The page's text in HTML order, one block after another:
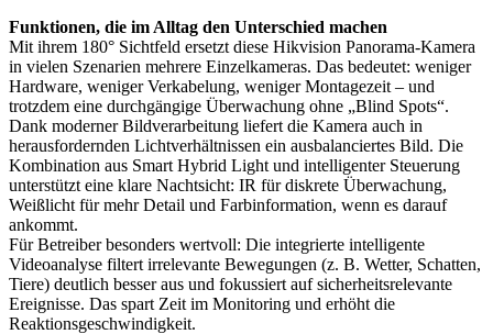
Funktionen, die im Alltag den Unterschied machen
Mit ihrem 180° Sichtfeld ersetzt diese Hikvision Panorama-Kamera
in vielen Szenarien mehrere Einzelkameras. Das bedeutet: weniger
Hardware, weniger Verkabelung, weniger Montagezeit – und
trotzdem eine durchgängige Überwachung ohne „Blind Spots“.
Dank moderner Bildverarbeitung liefert die Kamera auch in
herausfordernden Lichtverhältnissen ein ausbalanciertes Bild. Die
Kombination aus Smart Hybrid Light und intelligenter Steuerung
unterstützt eine klare Nachtsicht: IR für diskrete Überwachung,
Weißlicht für mehr Detail und Farbinformation, wenn es darauf
ankommt.
Für Betreiber besonders wertvoll: Die integrierte intelligente
Videoanalyse filtert irrelevante Bewegungen (z. B. Wetter, Schatten,
Tiere) deutlich besser aus und fokussiert auf sicherheitsrelevante
Ereignisse. Das spart Zeit im Monitoring und erhöht die
Reaktionsgeschwindigkeit.